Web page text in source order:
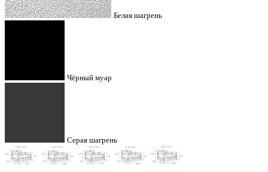
Белая шагрень
Чёрный муар
Серая шагрень